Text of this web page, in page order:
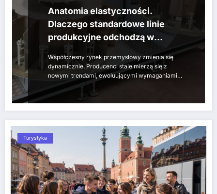
Anatomia elastyczności.
Dlaczego standardowe linie
produkcyjne odchodzą w
przeszłość na rzecz systemów
szytych na miarę?
Współczesny rynek przemysłowy zmienia się
dynamicznie. Producenci stale mierzą się z
nowymi trendami, ewoluującymi wymaganiami…
Turystyka